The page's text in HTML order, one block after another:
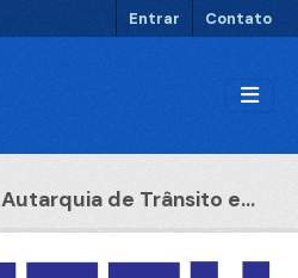
Entrar Contato
Autarquia de Trânsito e...